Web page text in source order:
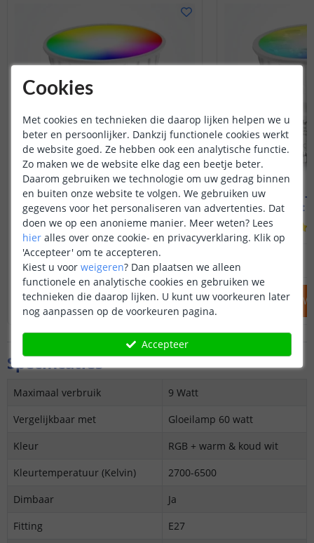
Wifi spot - GU10 fitting
4 Watt - RGBWW
(27 reviews)
OP VOORRAAD 14 ,
IN WINKELWAGEN
Wifi spot -
4 watt -
IN
Specificaties
Maximaal verbruik
9 Watt
Vergelijkbaar met
Gloeilamp 60 watt
Kleur
RGB + warm & koud wit
Kleurtemperatuur (Kelvin)
2700-6500
Dimbaar
Ja
Fitting
E27
Cookies
Met cookies en technieken die daarop lijken helpen we u
beter en persoonlijker. Dankzij functionele cookies werkt
de website goed. Ze hebben ook een analytische functie.
Zo maken we de website elke dag een beetje beter.
Daarom gebruiken we technologie om uw gedrag binnen
en buiten onze website te volgen. We gebruiken uw
gegevens voor het personaliseren van advertenties. Dat
doen we op een anonieme manier. Meer weten? Lees
hier alles over onze cookie- en privacyverklaring. Klik op
'Accepteer' om te accepteren.
Kiest u voor weigeren? Dan plaatsen we alleen
functionele en analytische cookies en gebruiken we
technieken die daarop lijken. U kunt uw voorkeuren later
nog aanpassen op de voorkeuren pagina.
Accepteer